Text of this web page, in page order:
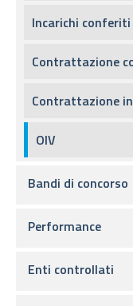
Incarichi
Contrattazione
Contrattazione
OIV
Bandi di concorso
Performance
Enti controllati